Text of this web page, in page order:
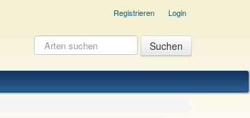
Registrieren Login